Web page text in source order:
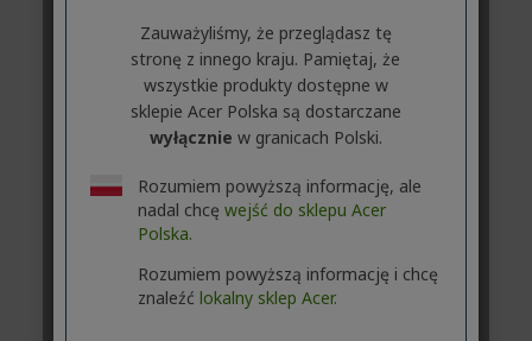
Zauważyliśmy, że przeglądasz tę
stronę z innego kraju. Pamiętaj, że
wszystkie produkty dostępne w
sklepie Acer Polska są dostarczane
wyłącznie w granicach Polski.
Rozumiem powyższą informację, ale
nadal chcę wejść do sklepu Acer
Polska.
Rozumiem powyższą informację i chcę
znaleźć lokalny sklep Acer.